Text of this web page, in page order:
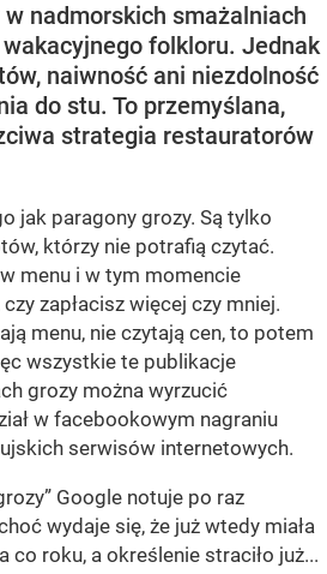
nadmorskich smażalniach
folkloru. Jednak
naiwność ani niezdolność
do stu. To przemyślana,
strategia restauratorów
jak paragony grozy. Są tylko
którzy nie potrafią czytać.
menu i w tym momencie
zapłacisz więcej czy mniej.
menu, nie czytają cen, to potem
wszystkie te publikacje
grozy można wyrzucić
w facebookowym nagraniu
serwisów internetowych.
Google notuje po raz
wydaje się, że już wtedy miała
co roku, a określenie straciło już...